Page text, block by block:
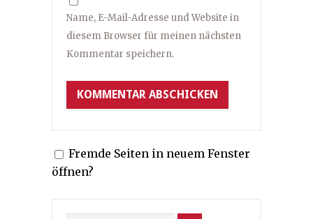
Name, E-Mail-Adresse und Website in
diesem Browser für meinen nächsten
Kommentar speichern.
Fremde Seiten in neuem Fenster
öffnen?